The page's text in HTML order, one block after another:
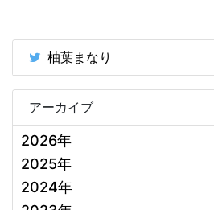
柚葉まなり
アーカイブ
2026年
2025年
2024年